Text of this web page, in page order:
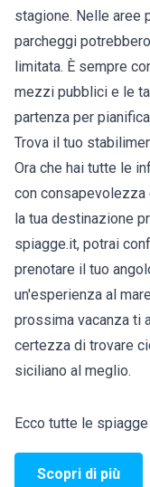
stagione. Nelle aree
parcheggi
limitata. È sempre
mezzi pubblici e le
partenza per
Trova il tuo
Ora che hai tutte le
con
la tua destinazione
spiagge.it, potrai
prenotare il tuo
un'esperienza al
prossima vacanza ti
certezza di trovare
siciliano al meglio.
Ecco tutte le
Scopri di più